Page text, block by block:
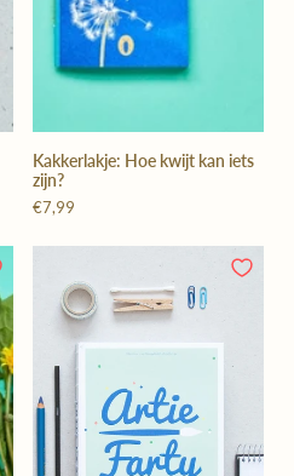
Kakkerlakje: Hoe kwijt kan iets
zijn?
€7,99